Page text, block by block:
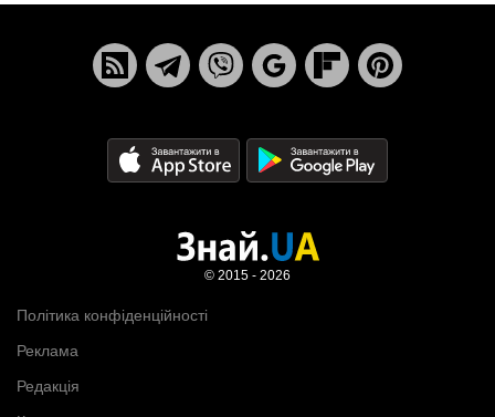
Політика конфіденційності
Реклама
Редакція
© 2015 - 2026